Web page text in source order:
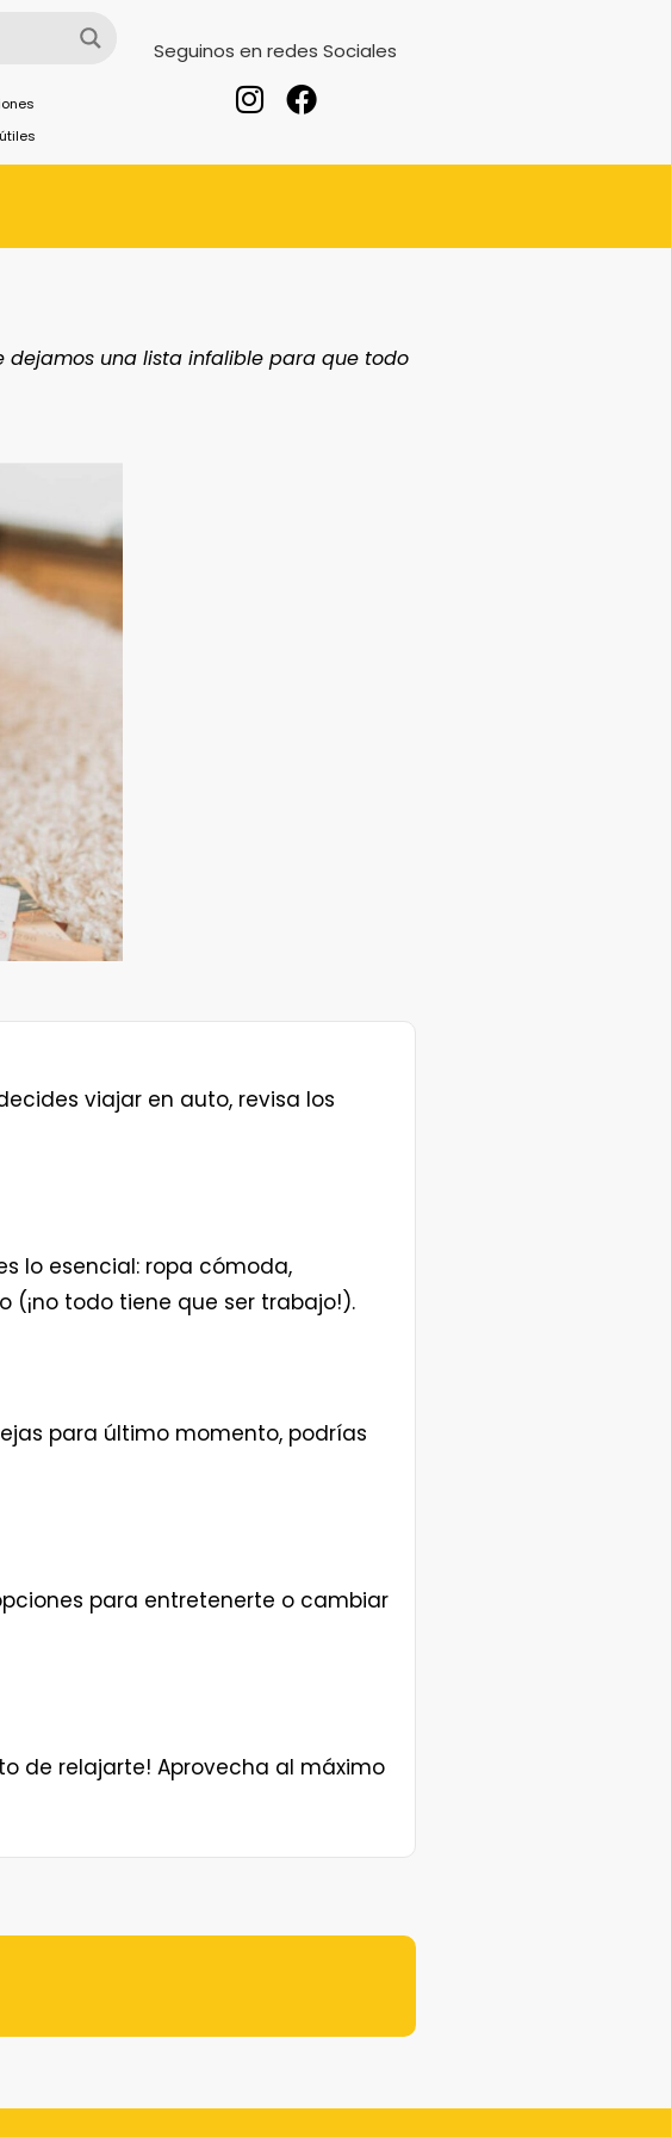
Seguinos en redes Sociales
dejamos una lista infalible para que todo
viajar en auto, revisa los
lo esencial: ropa cómoda,
(¡no todo tiene que ser trabajo!).
para último momento, podrías
para entretenerte o cambiar
de relajarte! Aprovecha al máximo